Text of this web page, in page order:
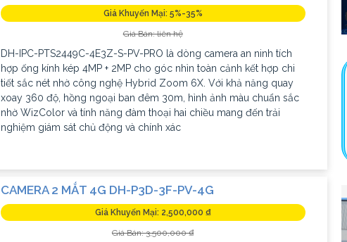
Giá Khuyến Mại: 5%-35%
Giá Bán: liên hệ
DH-IPC-PTS2449C-4E3Z-S-PV-PRO là dòng camera an ninh tích
hợp ống kính kép 4MP + 2MP cho góc nhìn toàn cảnh kết hợp chi
tiết sắc nét nhờ công nghệ Hybrid Zoom 6X. Với khả năng quay
xoay 360 độ, hồng ngoại ban đêm 30m, hình ảnh màu chuẩn sắc
nhờ WizColor và tính năng đàm thoại hai chiều mang đến trải
nghiệm giám sát chủ động và chính xác
CAMERA 2 MẮT 4G DH-P3D-3F-PV-4G
Giá Khuyến Mại: 2,500,000 ₫
Giá Bán: 3,500,000 ₫